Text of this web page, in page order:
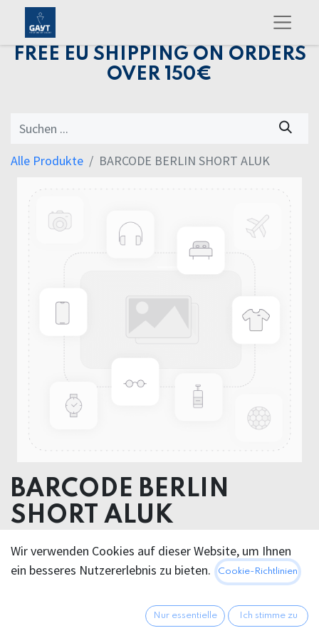
FREE EU SHIPPING ON ORDERS
OVER 150€
Alle Produkte BARCODE BERLIN SHORT ALUK
BARCODE BERLIN
SHORT ALUK
98% Polyster 2% Elastane
Dieses Produkt ist nicht länger verfügbar.
Wir verwenden Cookies auf dieser Website, um Ihnen
ein besseres Nutzererlebnis zu bieten.
Cookie-Richtlinien
Nur essentielle Ich stimme zu